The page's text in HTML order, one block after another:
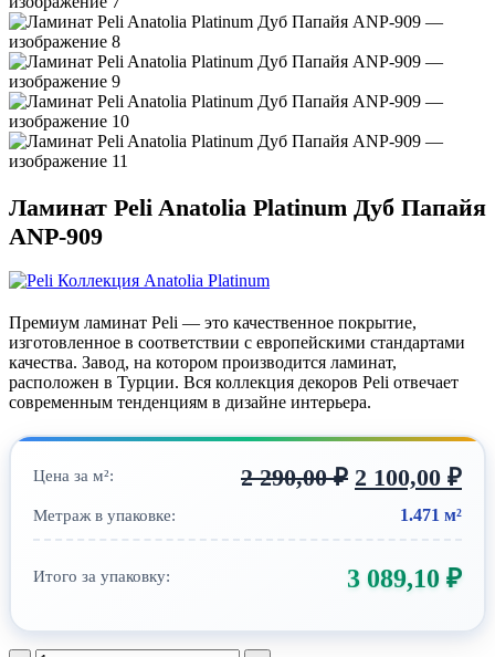
Ламинат Peli Anatolia Platinum Дуб Папайя
ANP-909
Коллекция Anatolia Platinum
Премиум ламинат Peli — это качественное покрытие,
изготовленное в соответствии с европейскими стандартами
качества. Завод, на котором производится ламинат,
расположен в Турции. Вся коллекция декоров Peli отвечает
современным тенденциям в дизайне интерьера.
Цена за м²: 2 290,00₽ 2 100,00 ₽
Метраж в упаковке: 1.471 м²
Итого за упаковку: 3 089,10 ₽